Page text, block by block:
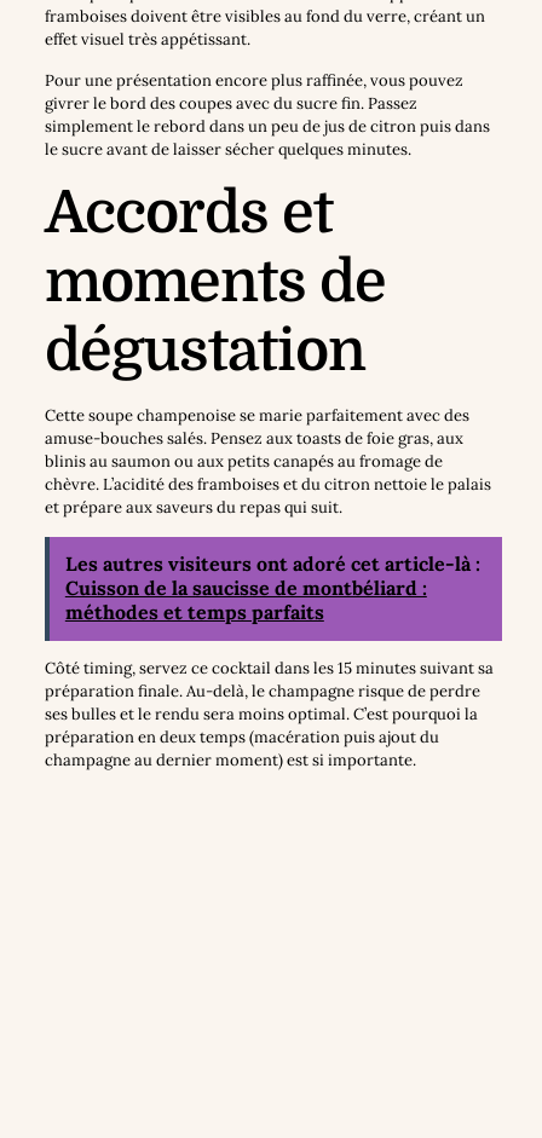
framboises doivent être visibles au fond du verre, créant un
effet visuel très appétissant.
Pour une présentation encore plus raffinée, vous pouvez
givrer le bord des coupes avec du sucre fin. Passez
simplement le rebord dans un peu de jus de citron puis dans
le sucre avant de laisser sécher quelques minutes.
Accords et
moments de
dégustation
Cette soupe champenoise se marie parfaitement avec des
amuse-bouches salés. Pensez aux toasts de foie gras, aux
blinis au saumon ou aux petits canapés au fromage de
chèvre. L’acidité des framboises et du citron nettoie le palais
et prépare aux saveurs du repas qui suit.
Les autres visiteurs ont adoré cet article-là :
Cuisson de la saucisse de montbéliard :
méthodes et temps parfaits
Côté timing, servez ce cocktail dans les 15 minutes suivant sa
préparation finale. Au-delà, le champagne risque de perdre
ses bulles et le rendu sera moins optimal. C’est pourquoi la
préparation en deux temps (macération puis ajout du
champagne au dernier moment) est si importante.